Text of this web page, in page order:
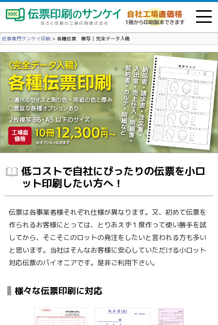
伝票専門サンケイ印刷 > 各種伝票 複写｜完全データ入稿
低コストで自社にぴったりの伝票を小ロ
ット印刷したい方へ！
伝票は各事業者様それぞれ仕様が異なります。又、初めて伝票を
作られるお客様にとっては、とりあえず１度作って使い勝手を試
してから、そこそこのロットの発注をしたいと言われる方も多い
と思います。当社はそんなお客様に安心していただける小ロット
対応伝票のパイオニアです。是非ご利用下さい。
様々な伝票印刷に対応